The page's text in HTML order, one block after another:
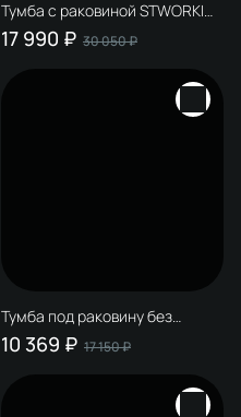
Тумба с раковиной STWORKI
Мурманск 80 (FR1) напольная,
антрацит
17 990 ₽ 30 050 ₽
Тумба под раковину без
столешницы STWORKI
Мурманск 70 (FR1) напольная,
10 369 ₽ 17 150 ₽